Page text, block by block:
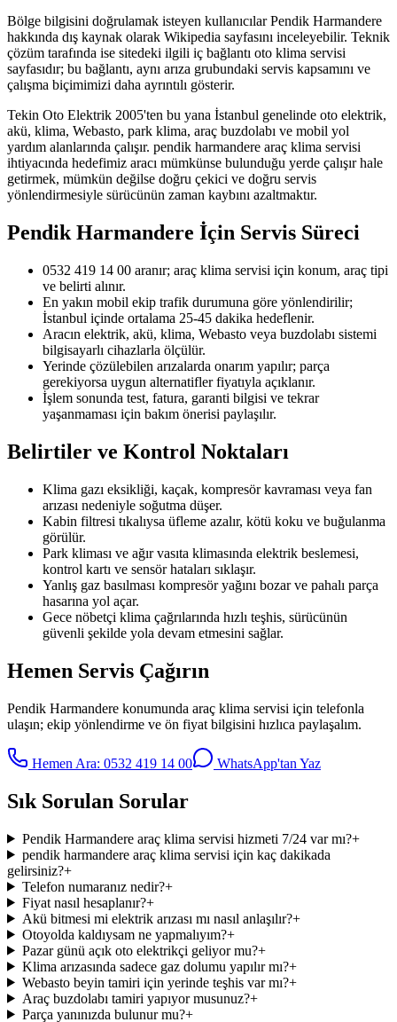
Bölge bilgisini doğrulamak isteyen kullanıcılar Pendik Harmandere
hakkında dış kaynak olarak Wikipedia sayfasını inceleyebilir. Teknik
çözüm tarafında ise sitedeki ilgili iç bağlantı oto klima servisi
sayfasıdır; bu bağlantı, aynı arıza grubundaki servis kapsamını ve
çalışma biçimimizi daha ayrıntılı gösterir.
Tekin Oto Elektrik 2005'ten bu yana İstanbul genelinde oto elektrik,
akü, klima, Webasto, park klima, araç buzdolabı ve mobil yol
yardım alanlarında çalışır. pendik harmandere araç klima servisi
ihtiyacında hedefimiz aracı mümkünse bulunduğu yerde çalışır hale
getirmek, mümkün değilse doğru çekici ve doğru servis
yönlendirmesiyle sürücünün zaman kaybını azaltmaktır.
Pendik Harmandere İçin Servis Süreci
0532 419 14 00 aranır; araç klima servisi için konum, araç tipi
ve belirti alınır.
En yakın mobil ekip trafik durumuna göre yönlendirilir;
İstanbul içinde ortalama 25-45 dakika hedeflenir.
Aracın elektrik, akü, klima, Webasto veya buzdolabı sistemi
bilgisayarlı cihazlarla ölçülür.
Yerinde çözülebilen arızalarda onarım yapılır; parça
gerekiyorsa uygun alternatifler fiyatıyla açıklanır.
İşlem sonunda test, fatura, garanti bilgisi ve tekrar
yaşanmaması için bakım önerisi paylaşılır.
Belirtiler ve Kontrol Noktaları
Klima gazı eksikliği, kaçak, kompresör kavraması veya fan
arızası nedeniyle soğutma düşer.
Kabin filtresi tıkalıysa üfleme azalır, kötü koku ve buğulanma
görülür.
Park kliması ve ağır vasıta klimasında elektrik beslemesi,
kontrol kartı ve sensör hataları sıklaşır.
Yanlış gaz basılması kompresör yağını bozar ve pahalı parça
hasarına yol açar.
Gece nöbetçi klima çağrılarında hızlı teşhis, sürücünün
güvenli şekilde yola devam etmesini sağlar.
Hemen Servis Çağırın
Pendik Harmandere konumunda araç klima servisi için telefonla
ulaşın; ekip yönlendirme ve ön fiyat bilgisini hızlıca paylaşalım.
Hemen Ara: 0532 419 14 00 WhatsApp'tan Yaz
Sık Sorulan Sorular
Pendik Harmandere araç klima servisi hizmeti 7/24 var mı?+
pendik harmandere araç klima servisi için kaç dakikada
gelirsiniz?+
Telefon numaranız nedir?+
Fiyat nasıl hesaplanır?+
Akü bitmesi mi elektrik arızası mı nasıl anlaşılır?+
Otoyolda kaldıysam ne yapmalıyım?+
Pazar günü açık oto elektrikçi geliyor mu?+
Klima arızasında sadece gaz dolumu yapılır mı?+
Webasto beyin tamiri için yerinde teşhis var mı?+
Araç buzdolabı tamiri yapıyor musunuz?+
Parça yanınızda bulunur mu?+